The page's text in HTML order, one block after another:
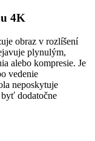
4K
obraz v rozlíšení
plynulým,
alebo kompresie. Je
vedenie
neposkytuje
dodatočne